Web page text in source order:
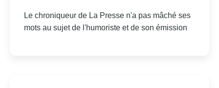
Le chroniqueur de La Presse n'a pas mâché ses
mots au sujet de l'humoriste et de son émission